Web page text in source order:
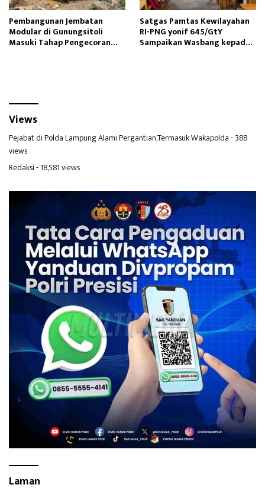
Pembangunan Jembatan
Modular di Gunungsitoli
Masuki Tahap Pengecoran
Satgas Pamtas Kewilayahan
RI-PNG yonif 645/GtY
Sampaikan Wasbang kepada
Views
Pejabat di Polda Lampung Alami Pergantian,Termasuk Wakapolda- 388
views
Redaksi- 18,581 views
Laman